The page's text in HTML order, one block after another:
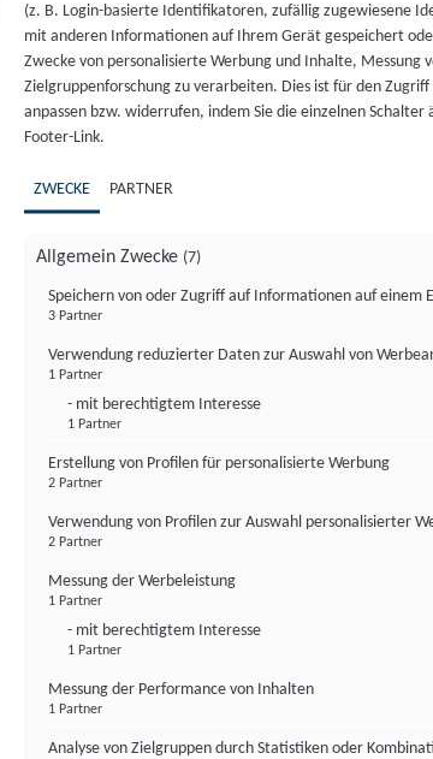
(z. B. Login-basierte Identifikatoren, zufällig zugewiesene
mit anderen Informationen auf Ihrem Gerät gespeichert
Zwecke von personalisierte Werbung und Inhalte,
Zielgruppenforschung zu verarbeiten. Dies ist für den
anpassen bzw. widerrufen, indem Sie die einzelnen
Footer-Link.
ZWECKE PARTNER
Allgemein Zwecke (7)
Speichern von oder Zugriff auf Informationen auf einem
3 Partner
Verwendung reduzierter Daten zur Auswahl von
1 Partner
- mit berechtigtem Interesse
1 Partner
Erstellung von Profilen für personalisierte Werbung
2 Partner
Verwendung von Profilen zur Auswahl personalisierter
2 Partner
Messung der Werbeleistung
1 Partner
- mit berechtigtem Interesse
1 Partner
Messung der Performance von Inhalten
1 Partner
Analyse von Zielgruppen durch Statistiken oder